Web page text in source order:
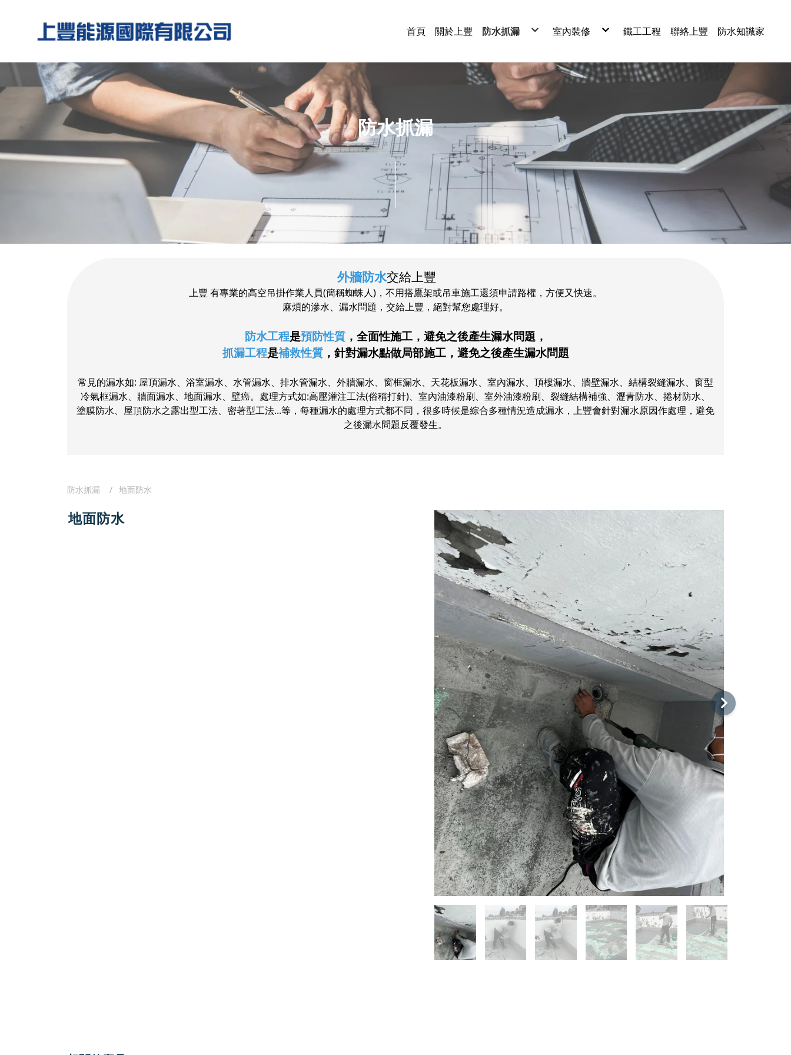
首頁 關於上豐 防水抓漏 室內裝修
泥作工程
鐵工工程 聯絡上豐 防水知識家
防水抓漏
外牆防水交給上豐
上豐 有專業的高空吊掛作業人員(簡稱蜘蛛人)，不用搭鷹架或吊車施工還須申請路權，方便又快速。
麻煩的滲水、漏水問題，交給上豐，絕對幫您處理好。
防水工程是預防性質，全面性施工，避免之後產生漏水問題，
抓漏工程是補救性質，針對漏水點做局部施工，避免之後產生漏水問題
常見的漏水如: 屋頂漏水、浴室漏水、水管漏水、排水管漏水、外牆漏水、窗框漏水、天花板漏水、室內漏水、頂樓漏水、牆壁漏水、結構裂縫漏水、窗型
冷氣框漏水、牆面漏水、地面漏水、壁癌。處理方式如:高壓灌注工法(俗稱打針)、室內油漆粉刷、室外油漆粉刷、裂縫結構補強、瀝青防水、捲材防水、
塗膜防水、屋頂防水之露出型工法、密著型工法...等， 每種漏水的處理方式都不同，很多時候是綜合多種情況造成漏水，上豐會針對漏水原因作處理，避免
之後漏水問題反覆發生。
地面防水
防水抓漏 地面防水